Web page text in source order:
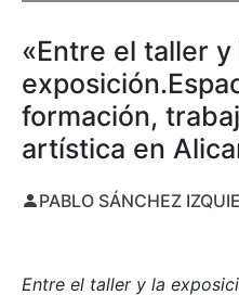
«Entre el taller y
formación,
artística en
PABLO SÁNCHEZ
Entre el taller y la